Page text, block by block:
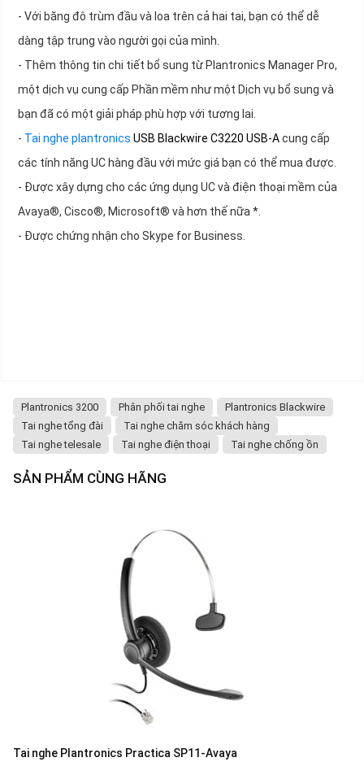
- Với băng đô trùm đầu và loa trên cả hai tai, bạn có thể dễ
dàng tập trung vào người gọi của mình.
- Thêm thông tin chi tiết bổ sung từ Plantronics Manager Pro,
một dịch vụ cung cấp Phần mềm như một Dịch vụ bổ sung và
bạn đã có một giải pháp phù hợp với tương lai.
- Tai nghe plantronics USB Blackwire C3220 USB-Acung cấp
các tính năng UC hàng đầu với mức giá bạn có thể mua được.
- Được xây dựng cho các ứng dụng UC và điện thoại mềm của
Avaya®, Cisco®, Microsoft® và hơn thế nữa *.
- Được chứng nhận cho Skype for Business.
Plantronics 3200 Phân phối tai nghe
Plantronics Blackwire
Tai nghe tổng đài
Tai nghe chăm sóc khách hàng
Tai nghe telesale
Tai nghe điện thoại Tai nghe chống ồn
SẢN PHẨM CÙNG HÃNG
Tai nghe Plantronics Practica SP11-Avaya